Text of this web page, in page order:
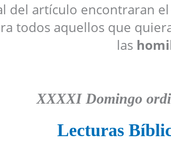
del artículo encontraran
todos aquellos que
las
XXXXI Domingo
Lecturas